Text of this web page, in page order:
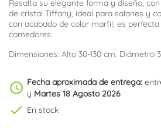
Resalta su elegante forma y diseño,
de cristal Tiffany, ideal para salones y
con acabado de color marfil, es
comedores.
Dimensiones: Alto 30-130 cm. Diámetro
schedule Fecha aproximada de entrega:
y Martes 18 Agosto 2026
check En stock